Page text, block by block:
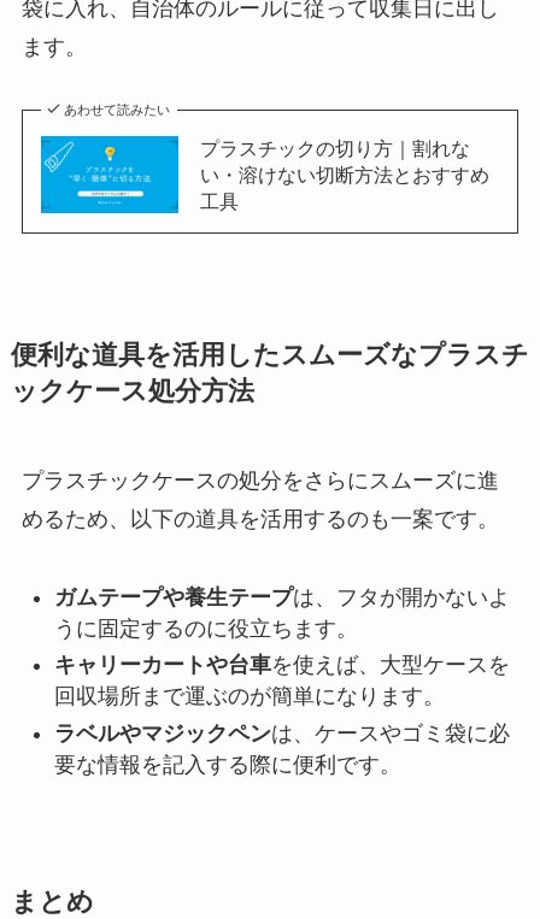
袋に入れ、自治体のルールに従って収集日に出し
ます。
あわせて読みたい
プラスチックの切り方｜割れな
い・溶けない切断方法とおすすめ
工具
便利な道具を活用したスムーズなプラスチ
ックケース処分方法
プラスチックケースの処分をさらにスムーズに進
めるため、以下の道具を活用するのも一案です。
ガムテープや養生テープは、フタが開かないよ
うに固定するのに役立ちます。
キャリーカートや台車を使えば、大型ケースを
回収場所まで運ぶのが簡単になります。
ラベルやマジックペンは、ケースやゴミ袋に必
要な情報を記入する際に便利です。
まとめ